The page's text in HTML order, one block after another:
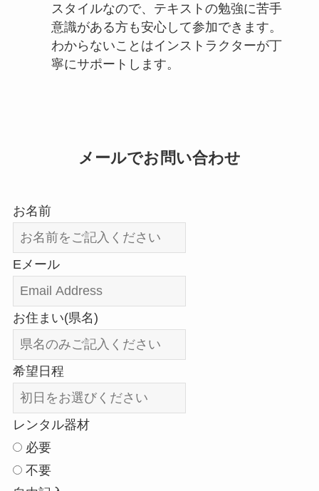
スタイルなので、テキストの勉強に苦手
意識がある方も安心して参加できます。
わからないことはインストラクターが丁
寧にサポートします。
メールでお問い合わせ
お名前
Eメール
お住まい(県名)
希望日程
レンタル器材
必要
不要